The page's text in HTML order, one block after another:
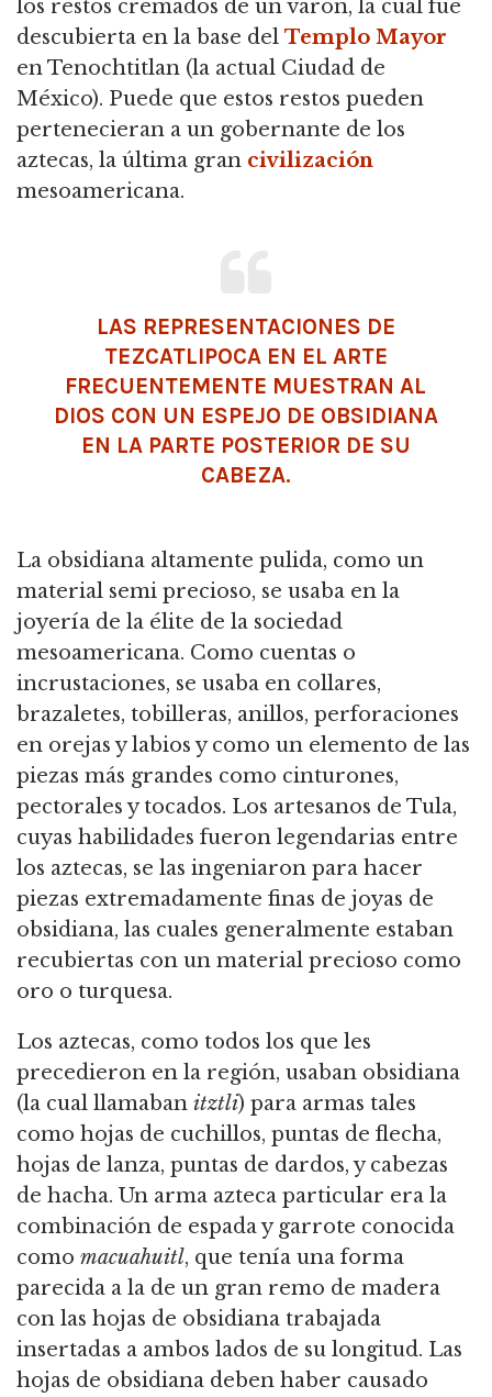
los restos cremados de un varón, la cual fue
descubierta en la base del Templo Mayor
en Tenochtitlan (la actual Ciudad de
México). Puede que estos restos pueden
pertenecieran a un gobernante de los
aztecas, la última gran civilización
mesoamericana.
LAS REPRESENTACIONES DE
TEZCATLIPOCA EN EL ARTE
FRECUENTEMENTE MUESTRAN AL
DIOS CON UN ESPEJO DE OBSIDIANA
EN LA PARTE POSTERIOR DE SU
CABEZA.
La obsidiana altamente pulida, como un
material semi precioso, se usaba en la
joyería de la élite de la sociedad
mesoamericana. Como cuentas o
incrustaciones, se usaba en collares,
brazaletes, tobilleras, anillos, perforaciones
en orejas y labios y como un elemento de las
piezas más grandes como cinturones,
pectorales y tocados. Los artesanos de Tula,
cuyas habilidades fueron legendarias entre
los aztecas, se las ingeniaron para hacer
piezas extremadamente finas de joyas de
obsidiana, las cuales generalmente estaban
recubiertas con un material precioso como
oro o turquesa.
Los aztecas, como todos los que les
precedieron en la región, usaban obsidiana
(la cual llamaban itztli) para armas tales
como hojas de cuchillos, puntas de flecha,
hojas de lanza, puntas de dardos, y cabezas
de hacha. Un arma azteca particular era la
combinación de espada y garrote conocida
como macuahuitl, que tenía una forma
parecida a la de un gran remo de madera
con las hojas de obsidiana trabajada
insertadas a ambos lados de su longitud. Las
hojas de obsidiana deben haber causado